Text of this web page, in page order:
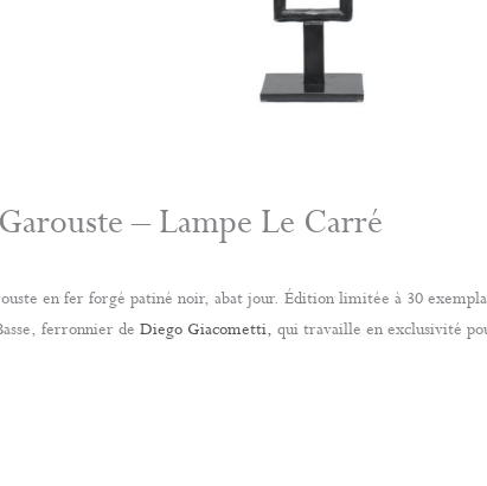
– Lampe Le Carré
en fer forgé patiné noir, abat jour. Édition limitée à 30
ferronnier de Diego Giacometti, qui travaille en exclusivité